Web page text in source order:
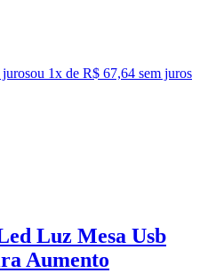
ou 1x de R$ 67,64 sem juros
Luz Mesa Usb
Aumento